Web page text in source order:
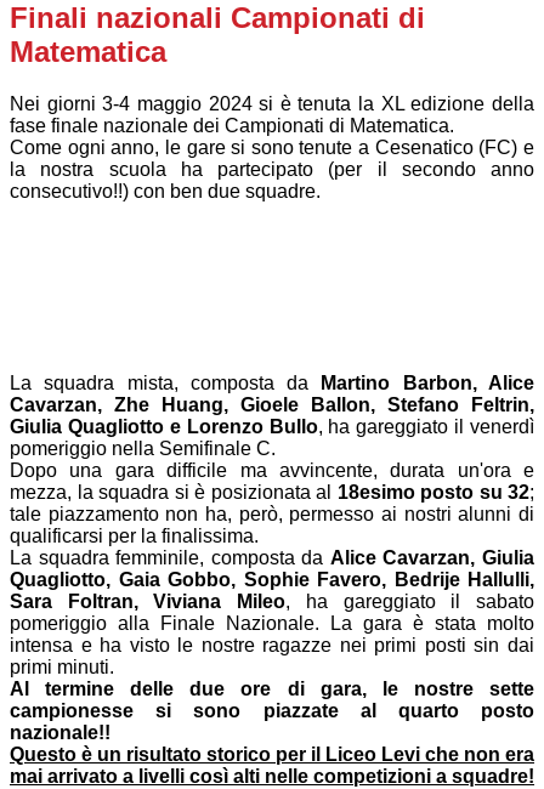
Finali nazionali Campionati di
Matematica
Nei giorni 3-4 maggio 2024 si è tenuta la XL edizione della
fase finale nazionale dei Campionati di Matematica.
Come ogni anno, le gare si sono tenute a Cesenatico (FC) e
la nostra scuola ha partecipato (per il secondo anno
consecutivo!!) con ben due squadre.
La squadra mista, composta da Martino
Barbon, Alice
Cavarzan, Zhe Huang, Gioele Ballon, Stefano Feltrin,
Giulia Quagliotto e Lorenzo Bullo, ha gareggiato il venerdì
pomeriggio nella Semifinale C.
Dopo una gara difficile ma avvincente, durata un'ora e
mezza, la squadra si è posizionata al 18esimo posto su 32;
tale piazzamento non ha, però, permesso ai nostri alunni di
qualificarsi per la finalissima.
La squadra femminile, composta da Alice Cavarzan, Giulia
Quagliotto, Gaia Gobbo, Sophie Favero, Bedrije Hallulli,
Sara Foltran, Viviana Mileo, ha gareggiato il sabato
pomeriggio alla Finale Nazionale. La gara è stata molto
intensa e ha visto le nostre ragazze nei primi posti sin dai
primi minuti.
Al termine delle due ore di gara, le nostre sette
campionesse si sono piazzate al quarto posto
nazionale!!
Questo è un risultato storico per il Liceo Levi che non era
mai arrivato a livelli così alti nelle competizioni a squadre!